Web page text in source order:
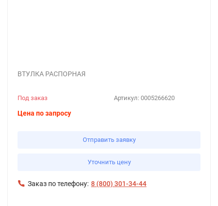
ВТУЛКА РАСПОРНАЯ
Артикул: 0005266620
Под заказ
Цена по запросу
Отправить заявку
Уточнить цену
Заказ по телефону: 8 (800) 301-34-44